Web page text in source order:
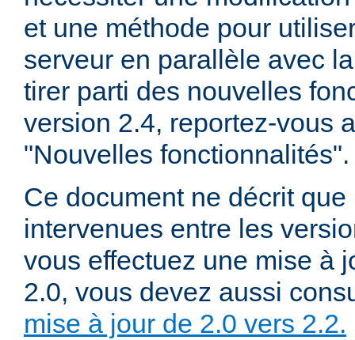
et une méthode pour
serveur en parallèle avec
tirer parti des nouvelles
version 2.4, reportez-vous
"Nouvelles fonctionnalités".
Ce document ne décrit
intervenues entre les
vous effectuez une mise à
2.0, vous devez aussi
mise à jour de 2.0 vers 2.2.